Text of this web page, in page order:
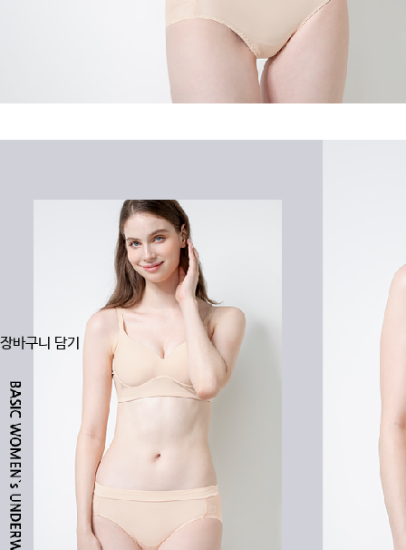
장바구니 담기